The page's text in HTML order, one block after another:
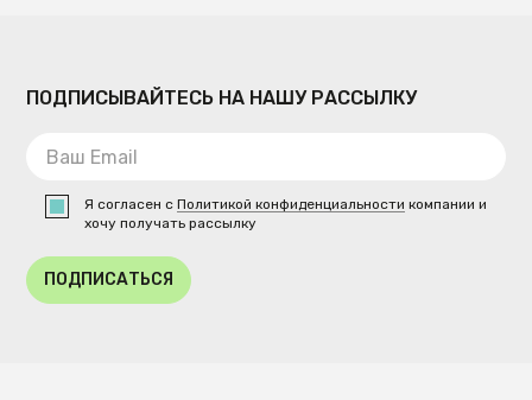
ПОДПИСЫВАЙТЕСЬ НА НАШУ РАССЫЛКУ
Я согласен сПолитикой конфиденциальности компании и
хочу получать рассылку
ПОДПИСАТЬСЯ